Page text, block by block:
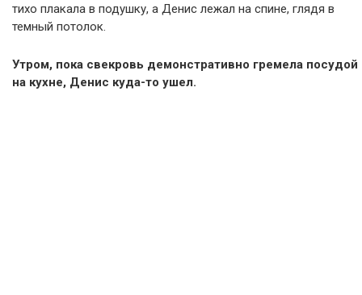
тихо плакала в подушку, а Денис лежал на спине, глядя в
темный потолок.
Утром, пока свекровь демонстративно гремела посудой
на кухне, Денис куда-то ушел.